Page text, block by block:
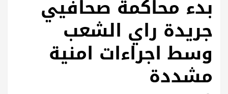
بدء محاكمة صحافيي
جريدة راي الشعب
وسط اجراءات امنية
مشددة